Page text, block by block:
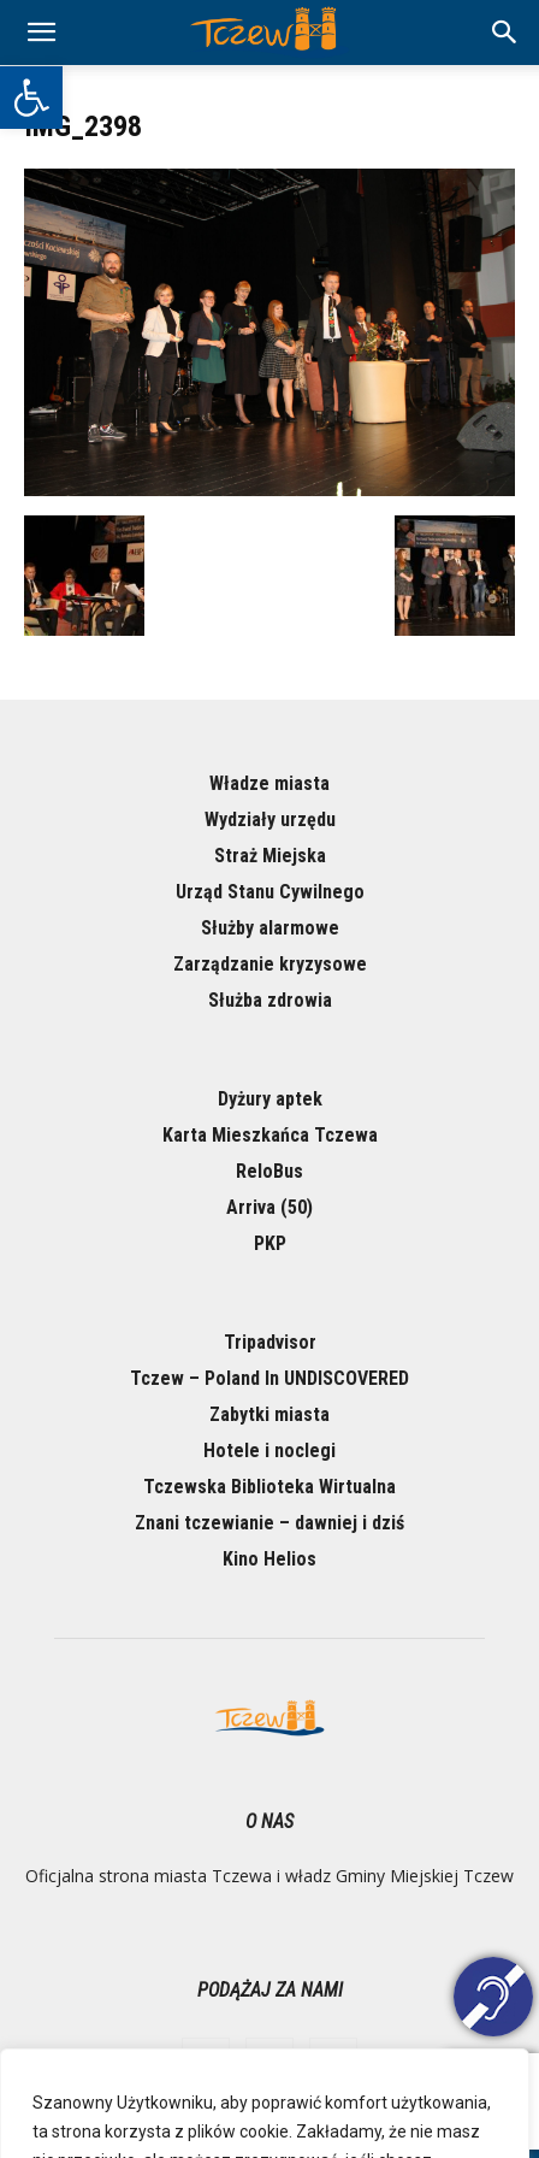
Otwórz pasek narzędzi
Szanowny Użytkowniku, aby poprawić komfort użytkowania,
ta strona korzysta z plików cookie. Zakładamy, że nie masz
IMG_2398
Władze miasta
Wydziały urzędu
Straż Miejska
Urząd Stanu Cywilnego
Służby alarmowe
Zarządzanie kryzysowe
Służba zdrowia
Dyżury aptek
Karta Mieszkańca Tczewa
ReloBus
Arriva (50)
PKP
Tripadvisor
Tczew – Poland In UNDISCOVERED
Zabytki miasta
Hotele i noclegi
Tczewska Biblioteka Wirtualna
Znani tczewianie – dawniej i dziś
Kino Helios
O NAS
Oficjalna strona miasta Tczewa i władz Gminy Miejskiej Tczew
PODĄŻAJ ZA NAMI
Ochrona danych osobowych Inspektor Danych Osobowych